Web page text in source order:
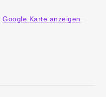
Google Karte anzeigen